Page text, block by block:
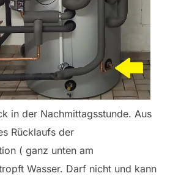
in der Nachmittagsstunde. Aus
Rücklaufs der
( ganz unten am
Wasser. Darf nicht und kann